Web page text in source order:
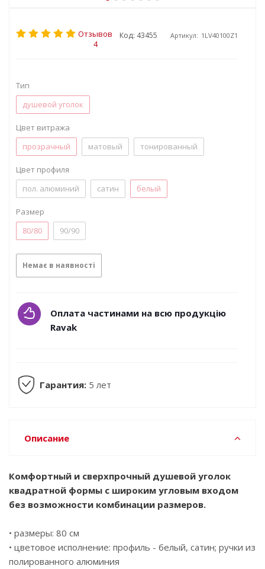
Отзывов
4
Код: 43455 Артикул: 1LV40100Z1
Тип
душевой уголок
Цвет витража
прозрачный
матовый тонированный
Цвет профиля
пол. алюминий
сатин белый
Размер
80/80
90/90
Немає в наявності
Оплата частинами на всю продукцію
Ravak
Гарантия: 5 лет
Описание
Комфортный и сверхпрочный душевой уголок
квадратной формы с широким угловым входом
без возможности комбинации размеров.
• размеры: 80 см
• цветовое исполнение: профиль - белый, сатин; ручки из
полированного алюминия